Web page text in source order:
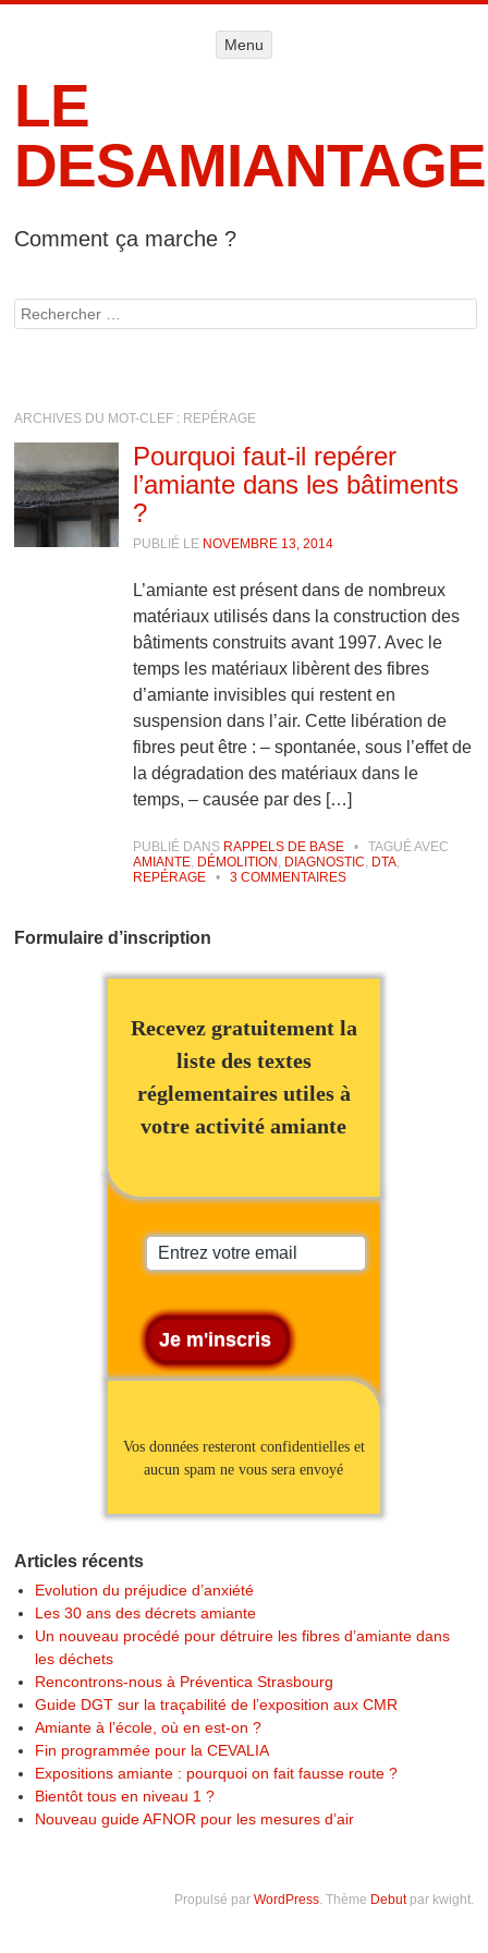
Menu
LE
DESAMIANTAGE
Comment ça marche ?
Rechercher
ARCHIVES DU MOT-CLEF : REPÉRAGE
Pourquoi faut-il repérer
l’amiante dans les bâtiments
?
PUBLIÉ LE NOVEMBRE 13, 2014
L’amiante est présent dans de nombreux
matériaux utilisés dans la construction des
bâtiments construits avant 1997. Avec le
temps les matériaux libèrent des fibres
d’amiante invisibles qui restent en
suspension dans l’air. Cette libération de
fibres peut être : – spontanée, sous l’effet de
la dégradation des matériaux dans le
temps, – causée par des […]
PUBLIÉ DANS RAPPELS DE BASE •
TAGUÉ AVEC
AMIANTE, DÉMOLITION DIAGNOSTIC DTA,
REPÉRAGE
• 3 COMMENTAIRES
Formulaire d’inscription
Recevez gratuitement la
liste des textes
réglementaires utiles à
votre activité amiante
Vos données resteront confidentielles et
aucun spam ne vous sera envoyé
Articles récents
Evolution du préjudice d’anxiété
Les 30 ans des décrets amiante
Un nouveau procédé pour détruire les fibres d’amiante dans
les déchets
Rencontrons-nous à Préventica Strasbourg
Guide DGT sur la traçabilité de l’exposition aux CMR
Amiante à l’école, où en est-on ?
Fin programmée pour la CEVALIA
Expositions amiante : pourquoi on fait fausse route ?
Bientôt tous en niveau 1 ?
Nouveau guide AFNOR pour les mesures d’air
Propulsé par WordPress. Thème Debutpar kwight.